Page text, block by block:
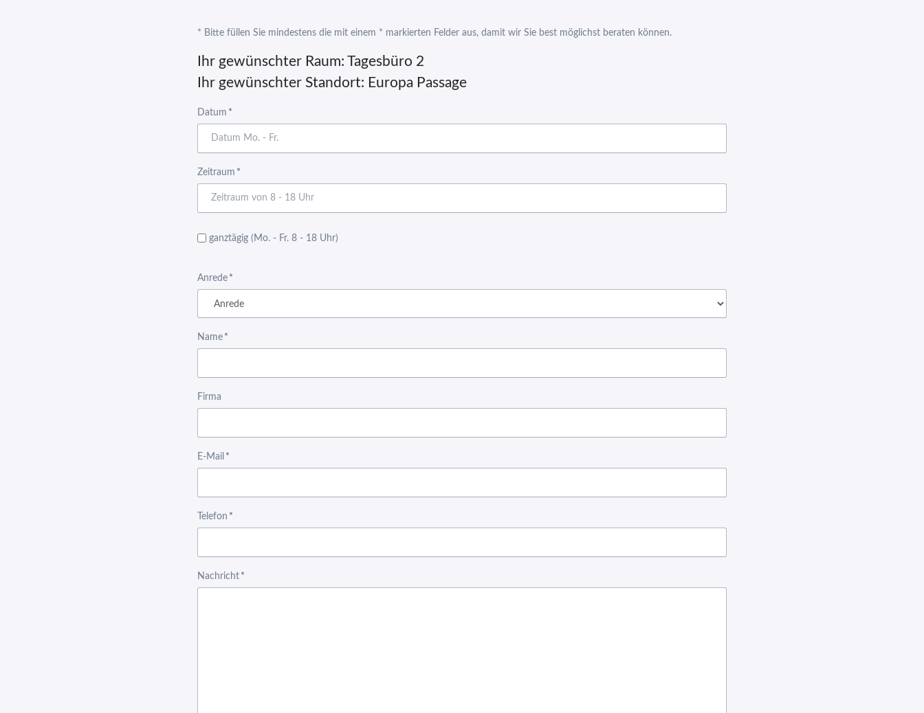
* Bitte füllen Sie mindestens die mit einem * markierten Felder aus, damit wir Sie best möglichst beraten können.
Ihr gewünschter Raum: Tagesbüro 2
Ihr gewünschter Standort: Europa Passage
Pflichtfeld
Datum *
Pflichtfeld
Zeitraum *
ganztägig (Mo. - Fr. 8 - 18 Uhr)
Pflichtfeld
Anrede *
Pflichtfeld
Name *
Firma
Pflichtfeld
E-Mail *
Pflichtfeld
Telefon *
Pflichtfeld
Nachricht *